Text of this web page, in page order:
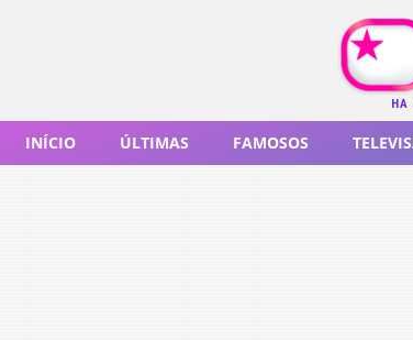
INÍCIO ÚLTIMAS FAMOSOS